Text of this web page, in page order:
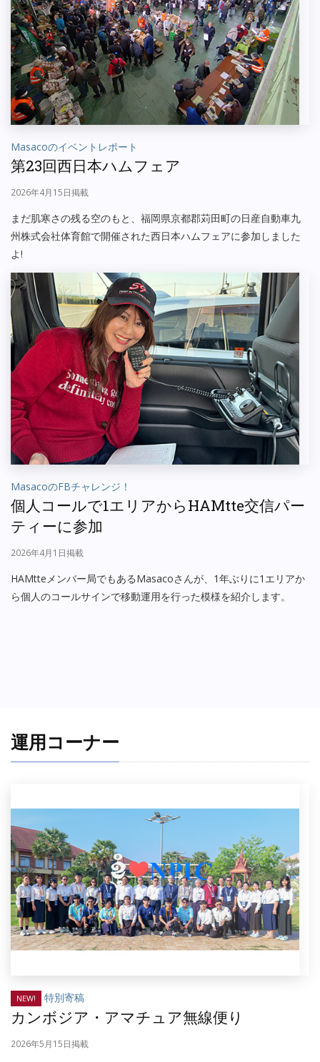
Masacoのイベントレポート
第23回西日本ハムフェア
2026年4月15日掲載
まだ肌寒さの残る空のもと、福岡県京都郡苅田町の日産自動車九
州株式会社体育館で開催された西日本ハムフェアに参加しました
よ!
MasacoのFBチャレンジ！
個人コールで1エリアからHAMtte交信パー
ティーに参加
2026年4月1日掲載
HAMtteメンバー局でもあるMasacoさんが、1年ぶりに1エリアか
ら個人のコールサインで移動運用を行った模様を紹介します。
運用コーナー
NEW! 特別寄稿
カンボジア・アマチュア無線便り
2026年5月15日掲載